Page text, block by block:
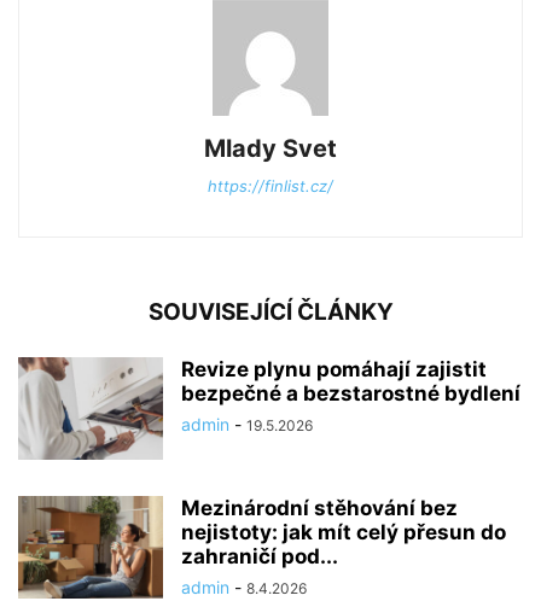
Mlady Svet
https://finlist.cz/
SOUVISEJÍCÍ ČLÁNKY
Revize plynu pomáhají zajistit
bezpečné a bezstarostné bydlení
admin - 19.5.2026
Mezinárodní stěhování bez
nejistoty: jak mít celý přesun do
zahraničí pod...
admin - 8.4.2026